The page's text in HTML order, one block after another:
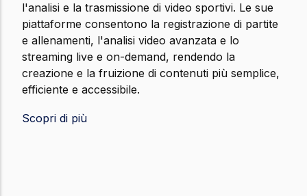
l'analisi e la trasmissione di video sportivi. Le sue
piattaforme consentono la registrazione di partite
e allenamenti, l'analisi video avanzata e lo
streaming live e on-demand, rendendo la
creazione e la fruizione di contenuti più semplice,
efficiente e accessibile.
Scopri di più